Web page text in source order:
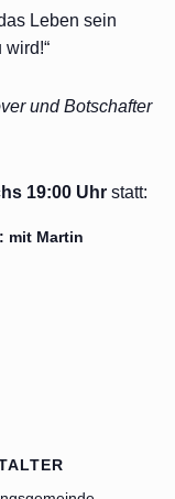
Leben sein
und Botschafter
19:00 Uhr statt:
mit Martin